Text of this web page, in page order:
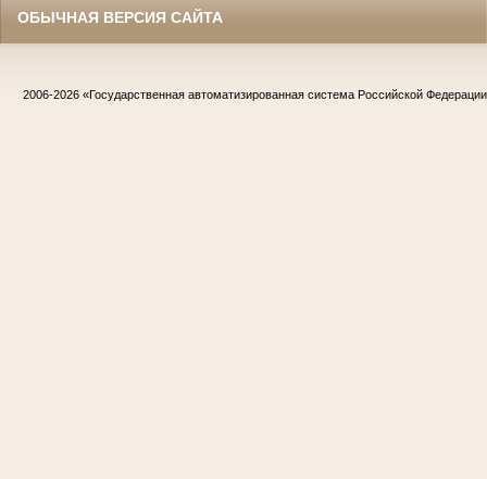
ОБЫЧНАЯ ВЕРСИЯ САЙТА
2006-2026 «Государственная автоматизированная система Российской